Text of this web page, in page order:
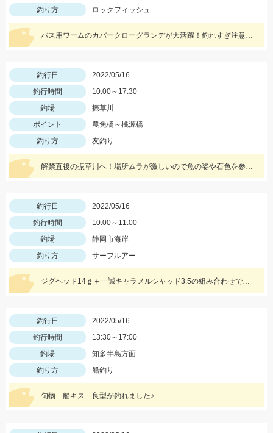
釣り方
ロックフィッシュ
バス用ワームのカバークローグランデが大活躍！釣れすぎ注意なのでワームは沢山用意してくださいネ
釣行日
2022/05/16
釣行時間
10:00～17:30
釣場
振草川
ポイント
農免橋～桃源橋
釣り方
友釣り
解禁直後の振草川へ！場所ムラが激しいので魚の姿や石色を参考にして入川しましょう。大樹寺店スタッフ岩崎釣行
釣行日
2022/05/16
釣行時間
10:00～11:00
釣場
静岡市海岸
釣り方
サーフルアー
ジグヘッド14ｇ＋一誠キャラメルシャッド3.5の組み合わせでヒット！春の駿河湾サーフはマゴチ、ヒラメ、マダイ、青物など魚種が超豊富！
釣行日
2022/05/16
釣行時間
13:30～17:00
釣場
知多半島方面
釣り方
船釣り
旬物 船キス 良型が釣れました♪